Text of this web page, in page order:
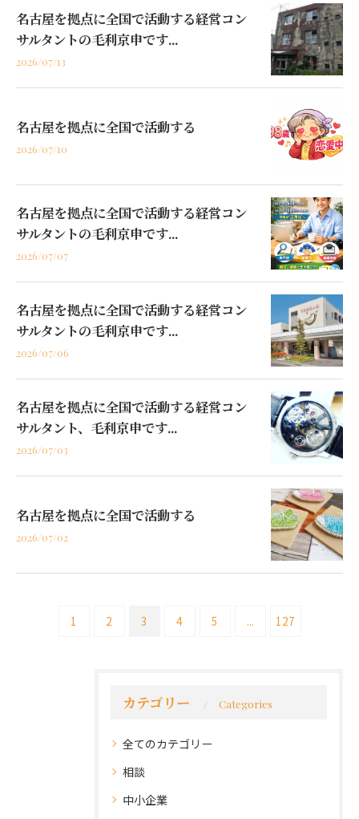
名古屋を拠点に全国で活動する経営コン
サルタントの毛利京申です...
2026/07/13
名古屋を拠点に全国で活動する
2026/07/10
名古屋を拠点に全国で活動する経営コン
サルタントの毛利京申です...
2026/07/07
名古屋を拠点に全国で活動する経営コン
サルタントの毛利京申です...
2026/07/06
名古屋を拠点に全国で活動する経営コン
サルタント、毛利京申です...
2026/07/03
名古屋を拠点に全国で活動する
2026/07/02
1 2 3 4 5 ... 127
カテゴリー Categories
全てのカテゴリー
相談
中小企業